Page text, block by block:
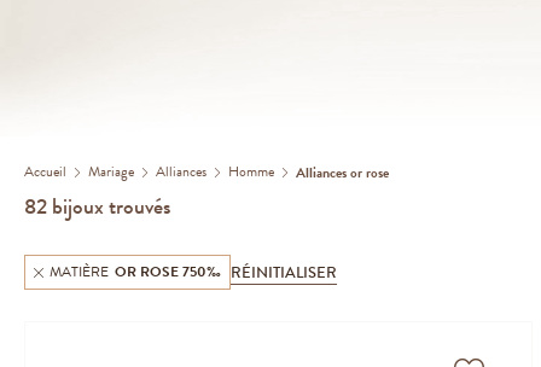
Accueil Mariage Alliances Homme Alliances or rose
82bijoux trouvés
MATIÈRE OR ROSE 750‰ RÉINITIALISER